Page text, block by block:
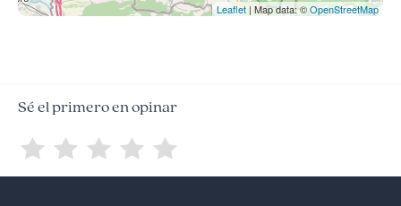
Leaflet| Map data: ©OpenStreetMap
Sé el primero en opinar